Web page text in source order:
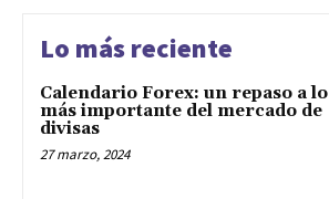
Lo más reciente
Calendario Forex: un repaso a lo
más importante del mercado de
divisas
27 marzo, 2024